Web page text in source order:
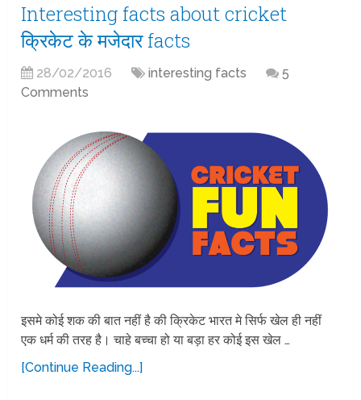
Interesting facts about cricket
क्रिकेट के मजेदार facts
28/02/2016 interesting facts
5
Comments
इसमे कोई शक की बात नहीं है की क्रिकेट भारत मे सिर्फ खेल ही नहीं
एक धर्म की तरह है। चाहे बच्चा हो या बड़ा हर कोई इस खेल …
[Continue Reading...]